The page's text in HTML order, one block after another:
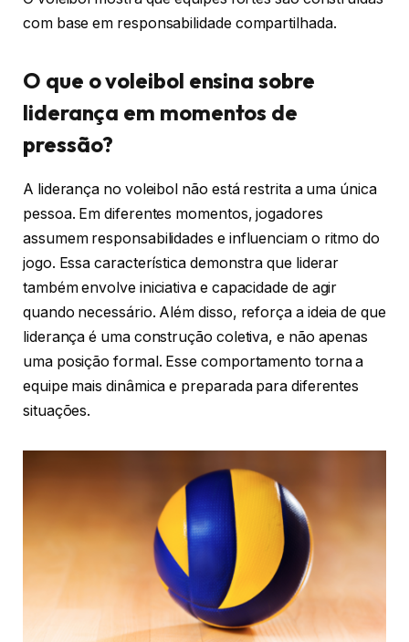
com base em responsabilidade compartilhada.
O que o voleibol ensina sobre
liderança em momentos de
pressão?
A liderança no voleibol não está restrita a uma única
pessoa. Em diferentes momentos, jogadores
assumem responsabilidades e influenciam o ritmo do
jogo. Essa característica demonstra que liderar
também envolve iniciativa e capacidade de agir
quando necessário. Além disso, reforça a ideia de que
liderança é uma construção coletiva, e não apenas
uma posição formal. Esse comportamento torna a
equipe mais dinâmica e preparada para diferentes
situações.